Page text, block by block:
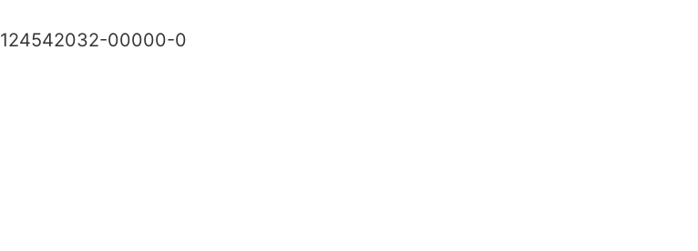
124542032-00000-0